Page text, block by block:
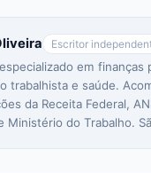
Escritor
em finanças
trabalhista e saúde.
da Receita Federal,
Ministério do Trabalho.